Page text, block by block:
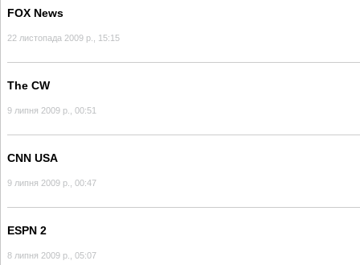
FOX News
22 листопада 2009 р., 15:15
The CW
9 липня 2009 р., 00:51
CNN USA
9 липня 2009 р., 00:47
ESPN 2
8 липня 2009 р., 05:07